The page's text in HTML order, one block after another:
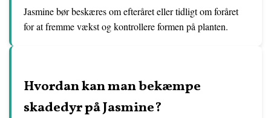
Jasmine bør beskæres om efteråret eller tidligt om foråret
for at fremme vækst og kontrollere formen på planten.
Hvordan kan man bekæmpe
skadedyr på Jasmine?